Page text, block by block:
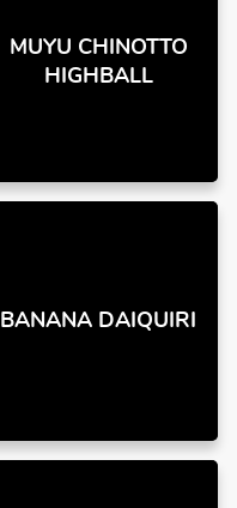
MUYU CHINOTTO
HIGHBALL
BANANA DAIQUIRI